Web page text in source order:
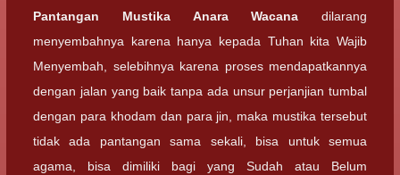
Pantangan Mustika Anara Wacana dilarang
menyembahnya karena hanya kepada Tuhan kita Wajib
Menyembah, selebihnya karena proses mendapatkannya
dengan jalan yang baik tanpa ada unsur perjanjian tumbal
dengan para khodam dan para jin, maka mustika tersebut
tidak ada pantangan sama sekali, bisa untuk semua
agama, bisa dimiliki bagi yang Sudah atau Belum